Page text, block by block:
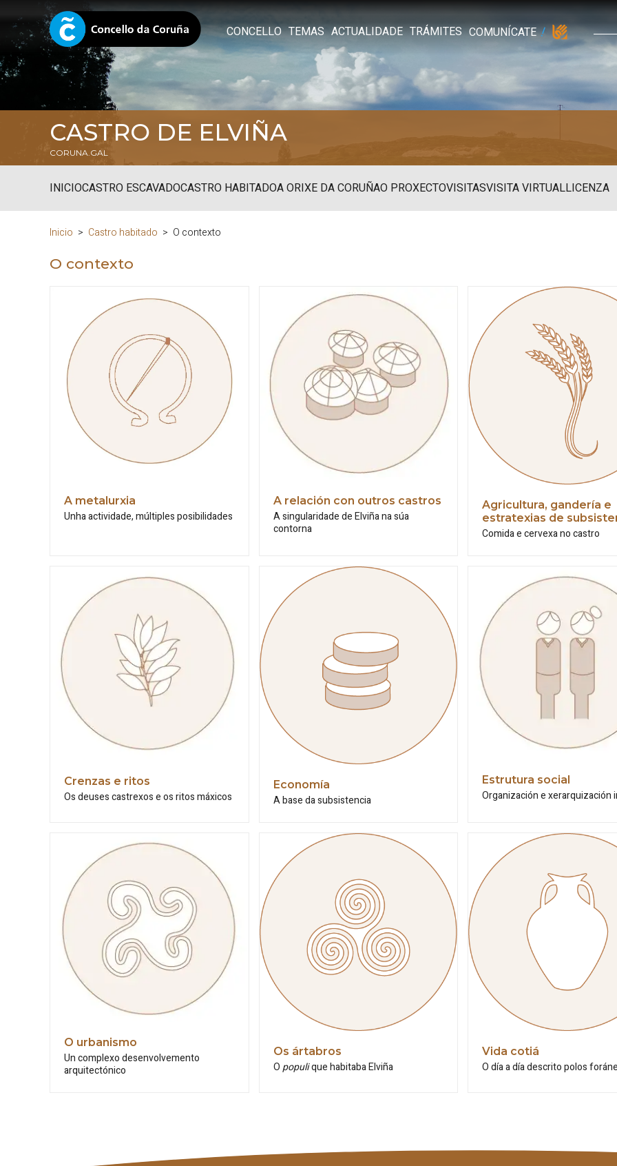
CONCELLO TEMAS ACTUALIDADE TRÁMITES COMUNÍCATE
CASTRO DE ELVIÑA
CORUNA.GAL
INICIOCASTRO ESCAVADOCASTRO HABITADOA ORIXE DA CORUÑAO PROXECTOVISITASVISITA VIRTUALLICENZA
Inicio Castro habitado O contexto
O contexto
A metalurxia
Unha actividade, múltiples posibilidades
A relación con outros castros
A singularidade de Elviña na súa
contorna
Agricultura, gandería e
estratexias de
Comida e cervexa no castro
Crenzas e ritos
Os deuses castrexos e os ritos máxicos
Economía
A base da subsistencia
Estrutura social
Organización e xerarquización
O urbanismo
Un complexo desenvolvemento
arquitectónico
Os ártabros
Opopulique habitaba Elviña
Vida cotiá
O día a día descrito polos